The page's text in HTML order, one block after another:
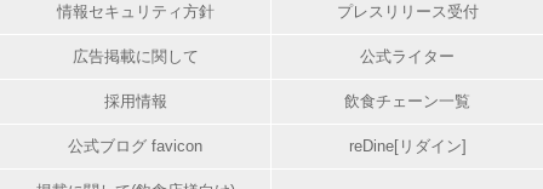
情報セキュリティ方針 プレスリリース受付
広告掲載に関して 公式ライター
採用情報 飲食チェーン一覧
公式ブログ favicon reDine[リダイン]